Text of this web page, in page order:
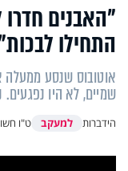
"האבנים חדרו
התחילו
אוטובוס שנסע ממעלה
שמיים, לא היו
הידברות למעקב ט"ו